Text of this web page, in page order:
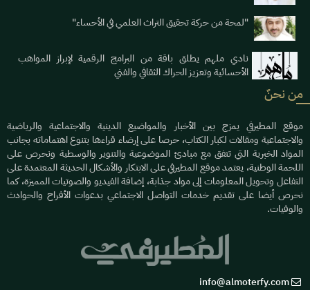
"لمحة من حركة تحقيق التراث العلمي في الأحساء"
نادي ملهم يطلق باقة من البرامج الرقمية لإبراز المواهب
الأحسائية وتعزيز الحراك الثقافي والفني
من نحنٌ
موقع المطيرفي يمزج بين الأخبار والمواضيع الدينية والاجتماعية والرياضية
والاجتماعية ومقالات لكبار الكتاب، حرصا على إرضاء قراءها بتنوع اهتماماته بجانب
المواد الخبرية التي تتفق مع مبادئ الموضوعية والتنوير والوسطية ونحرص على
اللحمة الوطنية، يعتمد موقع المطيرفي على الابتكار والأشكال الحديثة المعتمدة على
التفاعل وتحويل المعلومات إلى مواد جذابة، إضافة الفيديو والصوتيات المميزة، كما
نحرص أيضا على تقديم خدمات التواصل الاجتماعي بدعوات الأفراح والحوادث
والوفيات.
info@almoterfy.com